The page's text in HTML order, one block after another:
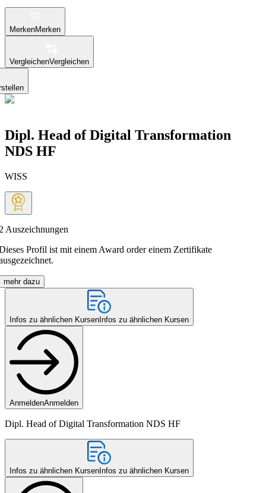
MerkenMerken
VergleichenVergleichen
Dipl. Head of Digital Transformation
NDS HF
WISS
Auszeichnungen
Profil ist mit einem Award order einem Zertifikate
mehr dazu
Infos zu ähnlichen Kursen Infos zu ähnlichen Kursen
AnmeldenAnmelden
Dipl. Head of Digital Transformation NDS HF
Infos zu ähnlichen Kursen Infos zu ähnlichen Kursen